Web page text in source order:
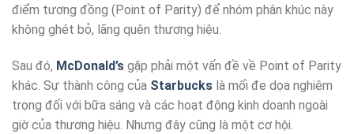
điểm tương đồng (Point of Parity) để nhóm phân khúc này
không ghét bỏ, lãng quên thương hiệu.
Sau đó, McDonald’s gặp phải một vấn đề về Point of Parity
khác. Sự thành công của Starbucks là mối đe dọa nghiêm
trọng đối với bữa sáng và các hoạt động kinh doanh ngoài
giờ của thương hiệu. Nhưng đây cũng là một cơ hội.